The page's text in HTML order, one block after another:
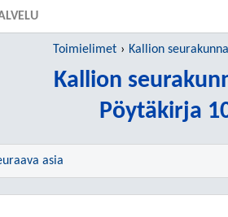
Toimielimet Kallion
Kallion
Pöytäkirja
asia